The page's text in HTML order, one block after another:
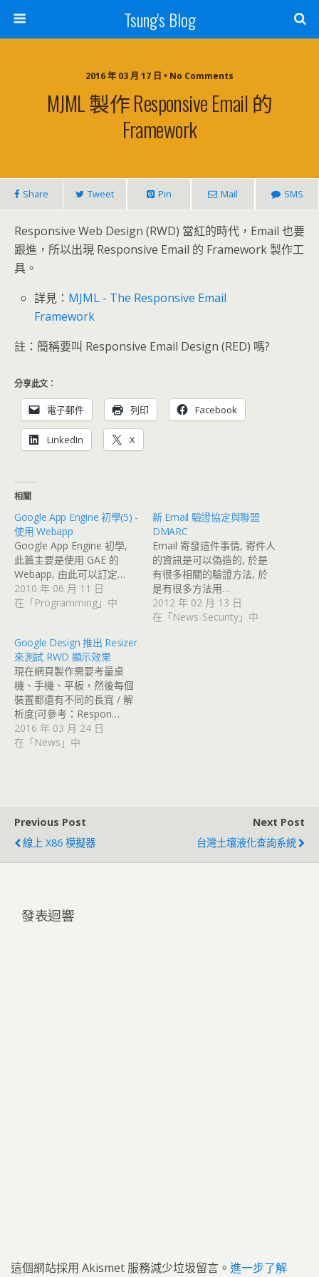
Tsung's Blog
2016 年 03 月 17 日 • No Comments
MJML 製作 Responsive Email 的
Framework
Share Tweet Pin Mail SMS
Responsive Web Design (RWD) 當紅的時代，Email 也要
跟進，所以出現 Responsive Email 的 Framework 製作工
具。
詳見： MJML - The Responsive Email
Framework
註：簡稱要叫 Responsive Email Design (RED) 嗎?
分享此文：
電子郵件 列印 Facebook
LinkedIn X
相關
Google App Engine 初學(5) -
使用 Webapp
Google App Engine 初學,
此篇主要是使用 GAE 的
Webapp, 由此可以訂定…
2010 年 06 月 11 日
在「Programming」中
新 Email 驗證協定與聯盟
DMARC
Email 寄發這件事情, 寄件人
的資訊是可以偽造的, 於是
有很多相關的驗證方法, 於
是有很多方法用…
2012 年 02 月 13 日
在「News-Security」中
Google Design 推出 Resizer
來測試 RWD 顯示效果
現在網頁製作需要考量桌
機、手機、平板，然後每個
裝置都還有不同的長寬 / 解
析度(可參考：Respon…
2016 年 03 月 24 日
在「News」中
Previous Post
線上 X86 模擬器
Next Post
台灣土壤液化查詢系統
發表迴響
這個網站採用 Akismet 服務減少垃圾留言。 進一步了解